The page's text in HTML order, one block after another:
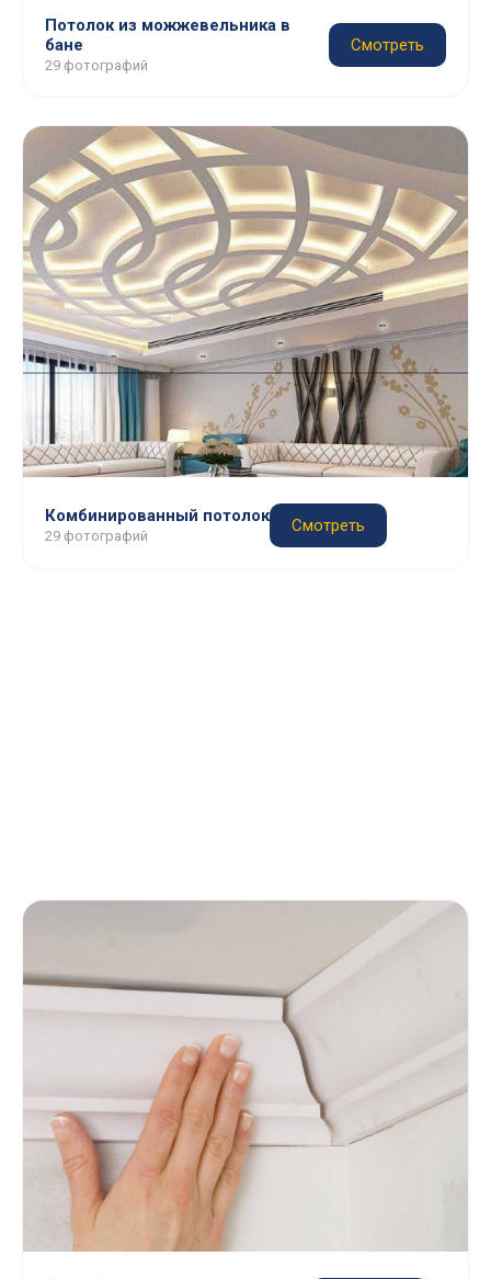
Потолок из можжевельника в
бане
29 фотографий
Смотреть
Комбинированный потолок
29 фотографий
Смотреть